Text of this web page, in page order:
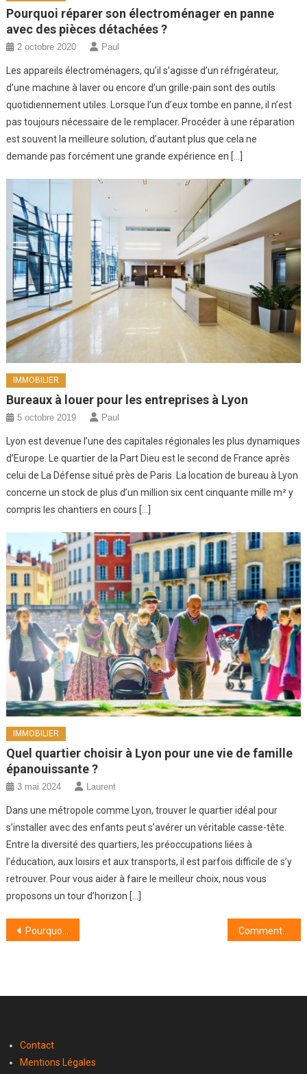
Pourquoi réparer son électroménager en panne
avec des pièces détachées ?
2 octobre 2020 Paul
Les appareils électroménagers, qu’il s’agisse d’un réfrigérateur,
d’une machine à laver ou encore d’un grille-pain sont des outils
quotidiennement utiles. Lorsque l’un d’eux tombe en panne, il n’est
pas toujours nécessaire de le remplacer. Procéder à une réparation
est souvent la meilleure solution, d’autant plus que cela ne
demande pas forcément une grande expérience en […]
IMMOBILIER
Bureaux à louer pour les entreprises à Lyon
5 octobre 2019 Paul
Lyon est devenue l’une des capitales régionales les plus dynamiques
d’Europe. Le quartier de la Part Dieu est le second de France après
celui de La Défense situé près de Paris. La location de bureau à Lyon
concerne un stock de plus d’un million six cent cinquante mille m² y
compris les chantiers en cours […]
IMMOBILIER
Quel quartier choisir à Lyon pour une vie de famille
épanouissante ?
3 mai 2024 Laurent
Dans une métropole comme Lyon, trouver le quartier idéal pour
s’installer avec des enfants peut s’avérer un véritable casse-tête.
Entre la diversité des quartiers, les préoccupations liées à
l’éducation, aux loisirs et aux transports, il est parfois difficile de s’y
retrouver. Pour vous aider à faire le meilleur choix, nous vous
proposons un tour d’horizon […]
Navigation
Pourquoi réparer son électroménager en panne avec des pièces détachées ? Comment bien choisir un canapé design ?
Contact
Mentions Légales